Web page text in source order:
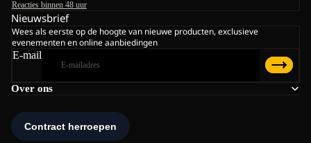
Over ons
Reacties binnen 48 uur
Nieuwsbrief
Wees als eerste op de hoogte van nieuwe producten, exclusieve
evenementen en online aanbiedingen
E-mail